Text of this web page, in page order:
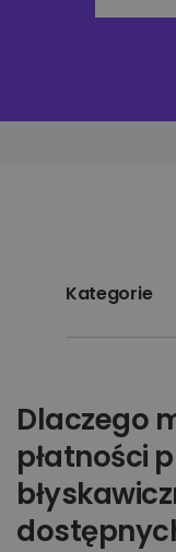
Kategorie
Dlaczego
płatności